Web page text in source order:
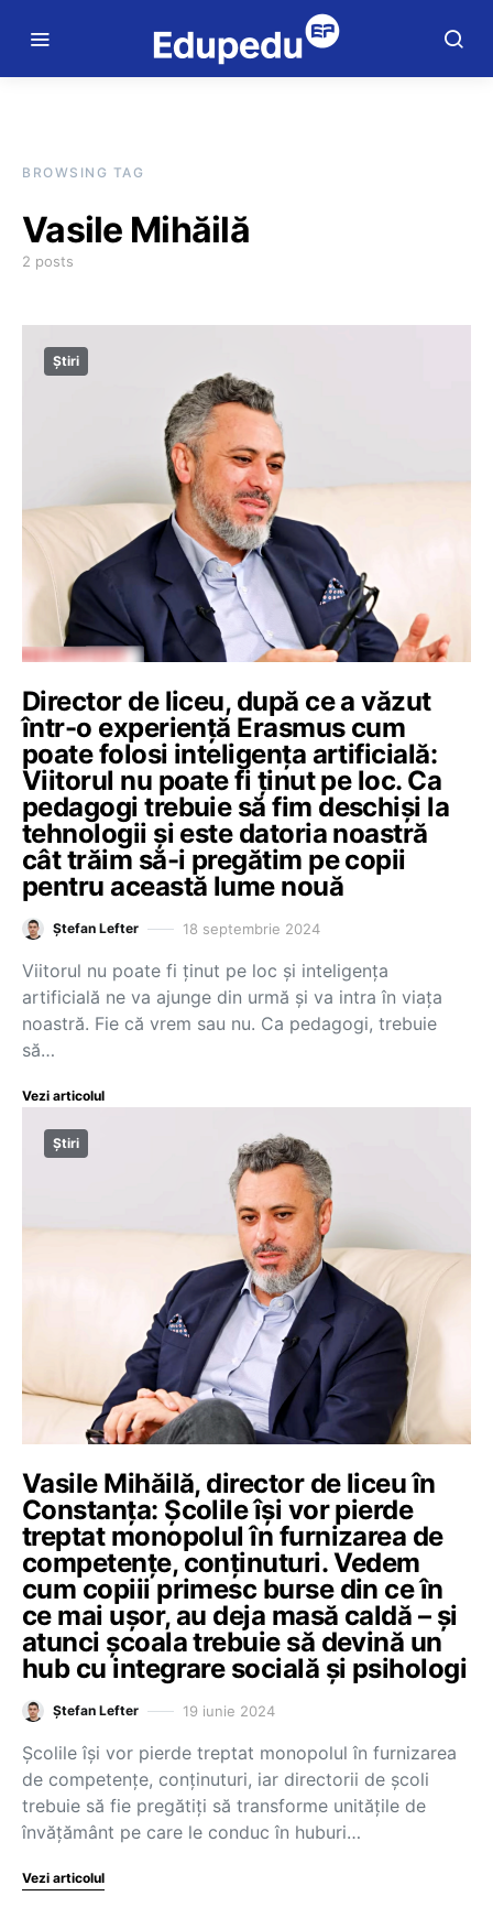
BROWSING TAG
Vasile Mihăilă
2 posts
Știri
Director de liceu, după ce a văzut
într-o experiență Erasmus cum
poate folosi inteligența artificială:
Viitorul nu poate fi ținut pe loc. Ca
pedagogi trebuie să fim deschiși la
tehnologii și este datoria noastră
cât trăim să-i pregătim pe copii
pentru această lume nouă
Ștefan Lefter 18 septembrie 2024
Viitorul nu poate fi ținut pe loc și inteligența
artificială ne va ajunge din urmă și va intra în viața
noastră. Fie că vrem sau nu. Ca pedagogi, trebuie
să…
Vezi articolul
Știri
Vasile Mihăilă, director de liceu în
Constanța: Școlile își vor pierde
treptat monopolul în furnizarea de
competențe, conținuturi. Vedem
cum copiii primesc burse din ce în
ce mai ușor, au deja masă caldă – și
atunci școala trebuie să devină un
hub cu integrare socială și psihologi
Ștefan Lefter 19 iunie 2024
Școlile își vor pierde treptat monopolul în furnizarea
de competențe, conținuturi, iar directorii de școli
trebuie să fie pregătiți să transforme unitățile de
învățământ pe care le conduc în huburi…
Vezi articolul